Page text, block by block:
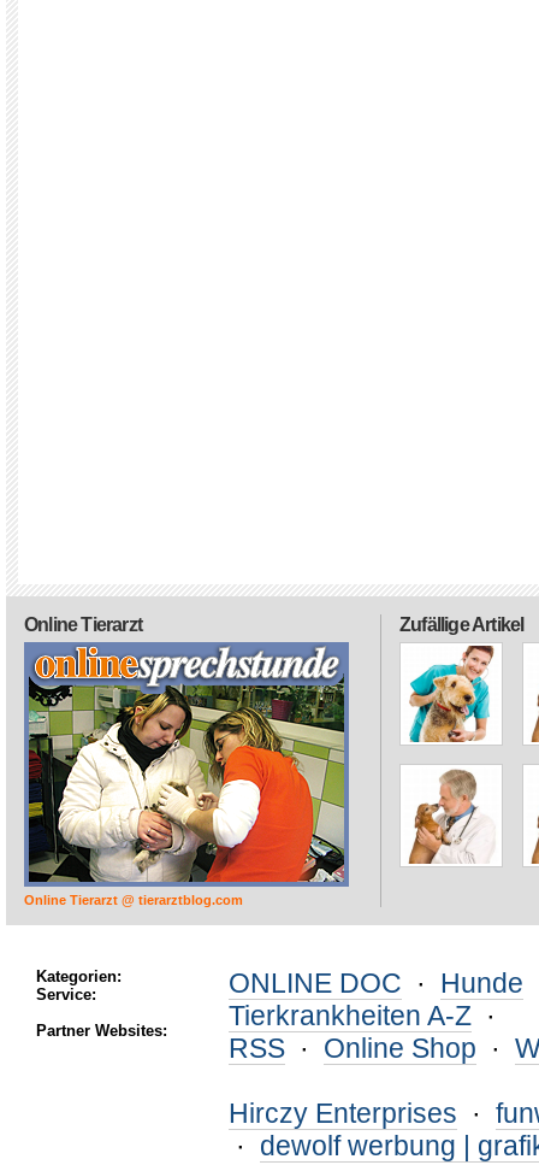
Zufällige Artikel
Online Tierarzt
Online Tierarzt @ tierarztblog.com
Kategorien:
Service:
Partner Websites:
ONLINE DOC · Hunde
Tierkrankheiten A-Z ·
RSS · Online Shop ·
Hirczy Enterprises ·
· dewolf werbung |